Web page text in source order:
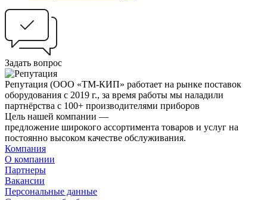
Задать вопрос
Репутация (ООО «ТМ-КИП» работает на рынке поставок
оборудования с 2019 г., за время работы мы наладили
партнёрства с 100+ производителями приборов
Цель нашей компании —
предложение широкого ассортимента товаров и услуг на
постоянно высоком качестве обслуживания.
Компания
О компании
Партнеры
Вакансии
Персональные данные